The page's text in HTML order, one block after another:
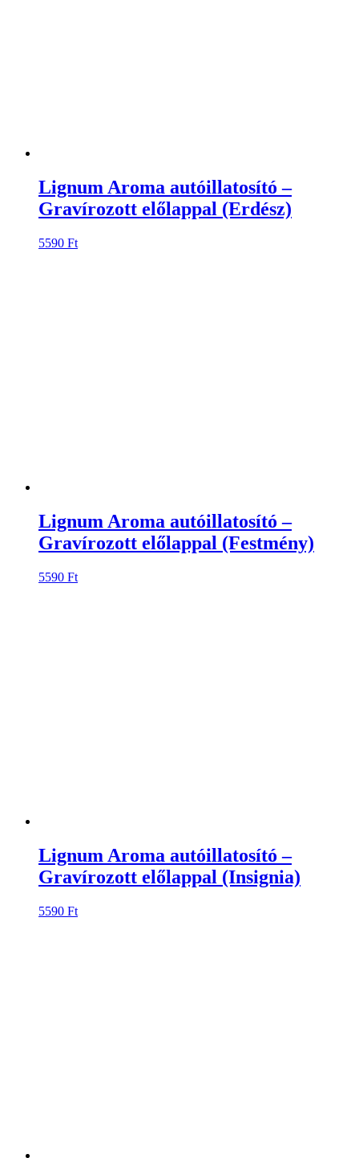
Lignum Aroma autóillatosító –
Gravírozott előlappal (Erdész)
5590 Ft
Lignum Aroma autóillatosító –
Gravírozott előlappal (Festmény)
5590 Ft
Lignum Aroma autóillatosító –
Gravírozott előlappal (Insignia)
5590 Ft